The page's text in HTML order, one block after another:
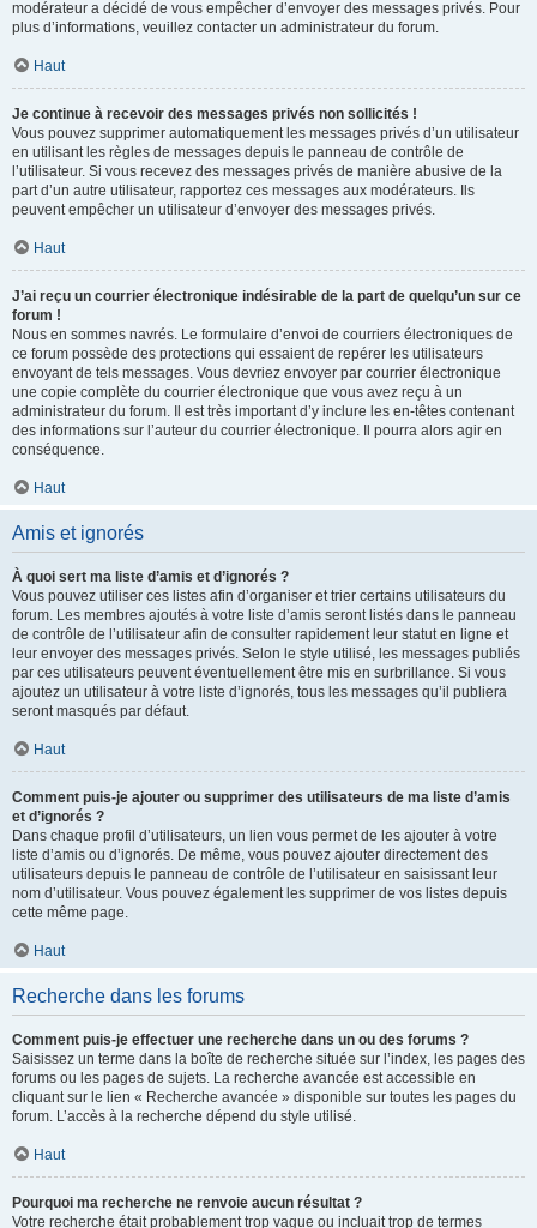
modérateur a décidé de vous empêcher d’envoyer des messages privés. Pour
plus d’informations, veuillez contacter un administrateur du forum.
Haut
Je continue à recevoir des messages privés non sollicités !
Vous pouvez supprimer automatiquement les messages privés d’un utilisateur
en utilisant les règles de messages depuis le panneau de contrôle de
l’utilisateur. Si vous recevez des messages privés de manière abusive de la
part d’un autre utilisateur, rapportez ces messages aux modérateurs. Ils
peuvent empêcher un utilisateur d’envoyer des messages privés.
Haut
J’ai reçu un courrier électronique indésirable de la part de quelqu’un sur ce
forum !
Nous en sommes navrés. Le formulaire d’envoi de courriers électroniques de
ce forum possède des protections qui essaient de repérer les utilisateurs
envoyant de tels messages. Vous devriez envoyer par courrier électronique
une copie complète du courrier électronique que vous avez reçu à un
administrateur du forum. Il est très important d’y inclure les en-têtes contenant
des informations sur l’auteur du courrier électronique. Il pourra alors agir en
conséquence.
Haut
Amis et ignorés
À quoi sert ma liste d’amis et d’ignorés ?
Vous pouvez utiliser ces listes afin d’organiser et trier certains utilisateurs du
forum. Les membres ajoutés à votre liste d’amis seront listés dans le panneau
de contrôle de l’utilisateur afin de consulter rapidement leur statut en ligne et
leur envoyer des messages privés. Selon le style utilisé, les messages publiés
par ces utilisateurs peuvent éventuellement être mis en surbrillance. Si vous
ajoutez un utilisateur à votre liste d’ignorés, tous les messages qu’il publiera
seront masqués par défaut.
Haut
Comment puis-je ajouter ou supprimer des utilisateurs de ma liste d’amis
et d’ignorés ?
Dans chaque profil d’utilisateurs, un lien vous permet de les ajouter à votre
liste d’amis ou d’ignorés. De même, vous pouvez ajouter directement des
utilisateurs depuis le panneau de contrôle de l’utilisateur en saisissant leur
nom d’utilisateur. Vous pouvez également les supprimer de vos listes depuis
cette même page.
Haut
Recherche dans les forums
Comment puis-je effectuer une recherche dans un ou des forums ?
Saisissez un terme dans la boîte de recherche située sur l’index, les pages des
forums ou les pages de sujets. La recherche avancée est accessible en
cliquant sur le lien « Recherche avancée » disponible sur toutes les pages du
forum. L’accès à la recherche dépend du style utilisé.
Haut
Pourquoi ma recherche ne renvoie aucun résultat ?
Votre recherche était probablement trop vague ou incluait trop de termes